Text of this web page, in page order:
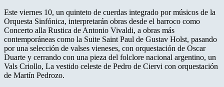
Este viernes 10, un quinteto de cuerdas integrado por músicos de la
Orquesta Sinfónica, interpretarán obras desde el barroco como
Concerto alla Rustica de Antonio Vivaldi, a obras más
contemporáneas como la Suite Saint Paul de Gustav Holst, pasando
por una selección de valses vieneses, con orquestación de Oscar
Duarte y cerrando con una pieza del folclore nacional argentino, un
Vals Criollo, La vestido celeste de Pedro de Ciervi con orquestación
de Martín Pedrozo.